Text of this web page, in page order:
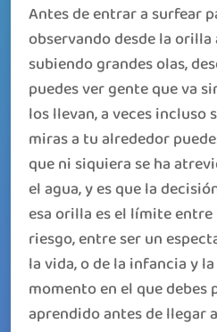
Antes de entrar a surfear
observando desde la orilla
subiendo grandes olas,
puedes ver gente que va
los llevan, a veces incluso
miras a tu alrededor
que ni siquiera se ha
el agua, y es que la
esa orilla es el límite
riesgo, entre ser un
la vida, o de la infancia y
momento en el que debes
aprendido antes de llegar